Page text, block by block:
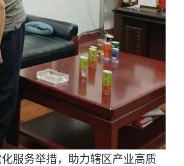
服务举措，助力辖区产业高质